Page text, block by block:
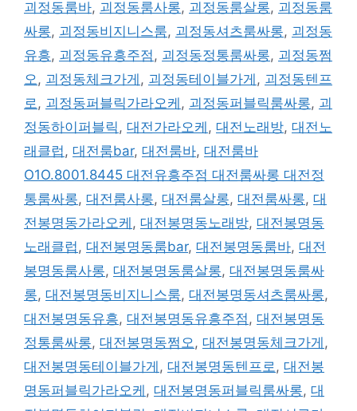
괴정동룸바, 괴정동룸사롱, 괴정동룸살롱, 괴정동룸
싸롱, 괴정동비지니스룸, 괴정동셔츠룸싸롱, 괴정동
유흥, 괴정동유흥주점, 괴정동정통룸싸롱, 괴정동쩜
오, 괴정동체크가게 , 괴정동테이블가게 , 괴정동텐프
로, 괴정동퍼블릭가라오케 , 괴정동퍼블릭룸싸롱, 괴
정동하이퍼블릭, 대전가라오케 , 대전노래방, 대전노
래클럽, 대전룸bar, 대전룸바, 대전룸바
O1O.8001.8445 대전유흥주점 대전룸싸롱 대전정
통룸싸롱, 대전룸사롱, 대전룸살롱, 대전룸싸롱, 대
전봉명동가라오케 , 대전봉명동노래방, 대전봉명동
노래클럽, 대전봉명동룸bar, 대전봉명동룸바, 대전
봉명동룸사롱, 대전봉명동룸살롱, 대전봉명동룸싸
롱, 대전봉명동비지니스룸, 대전봉명동셔츠룸싸롱,
대전봉명동유흥, 대전봉명동유흥주점, 대전봉명동
정통룸싸롱, 대전봉명동쩜오, 대전봉명동체크가게 ,
대전봉명동테이블가게 , 대전봉명동텐프로, 대전봉
명동퍼블릭가라오케 , 대전봉명동퍼블릭룸싸롱, 대